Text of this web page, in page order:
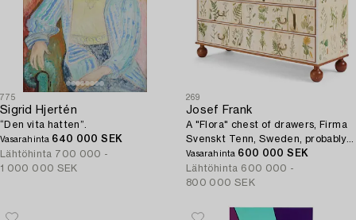
775
Sigrid Hjertén
“Den vita hatten”.
Vasarahinta 640 000 SEK
Lähtöhinta 700 000 -
1 000 000 SEK
269
Josef Frank
A "Flora" chest of drawers, Firma
Svenskt Tenn, Sweden, probably
1970s.
Vasarahinta 600 000 SEK
Lähtöhinta 600 000 -
800 000 SEK